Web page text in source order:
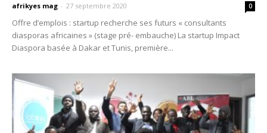
afrikyes mag - 27 septembre 2020 0
Offre d’emplois : startup recherche ses futurs « consultants
diasporas africaines » (stage pré- embauche) La startup Impact
Diaspora basée à Dakar et Tunis, première...